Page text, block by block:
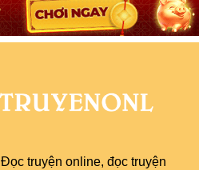
Đọc truyện online, đọc truyện